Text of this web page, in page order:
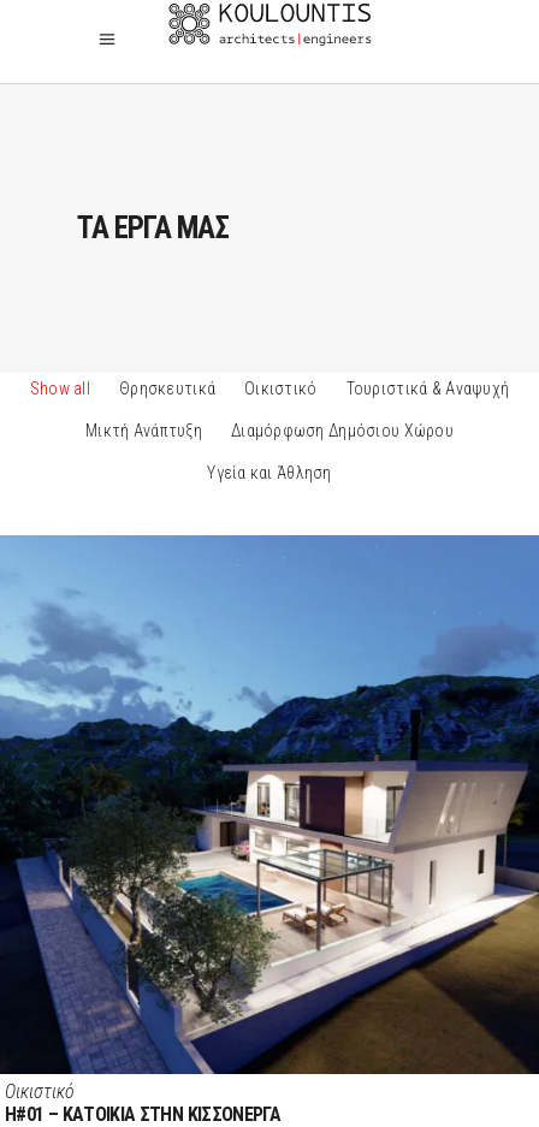
ΤΑ ΈΡΓΑ ΜΑΣ
Show all Θρησκευτικά Οικιστικό Τουριστικά & Αναψυχή
Μικτή Ανάπτυξη Διαμόρφωση Δημόσιου Χώρου
Υγεία και Άθληση
Οικιστικό
H#01 – ΚΑΤΟΙΚΙΑ ΣΤΗΝ ΚΙΣΣΟΝΕΡΓΑ